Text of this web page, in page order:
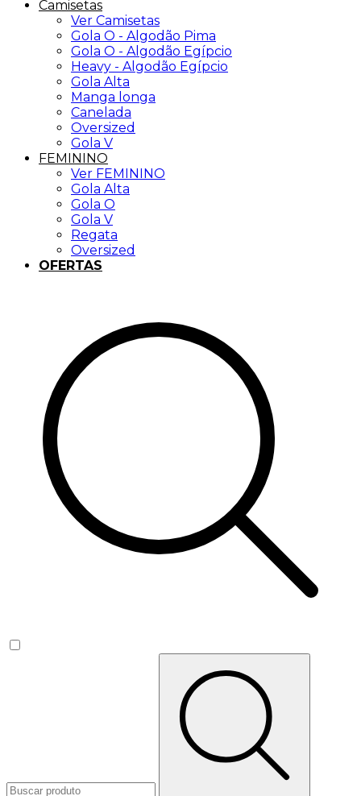
Camisetas
Ver Camisetas
Gola O - Algodão Pima
Gola O - Algodão Egípcio
Heavy - Algodão Egípcio
Gola Alta
Manga longa
Canelada
Oversized
Gola V
FEMININO
Ver FEMININO
Gola Alta
Gola O
Gola V
Regata
Oversized
OFERTAS